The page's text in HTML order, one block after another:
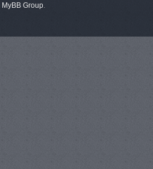
MyBB Group.